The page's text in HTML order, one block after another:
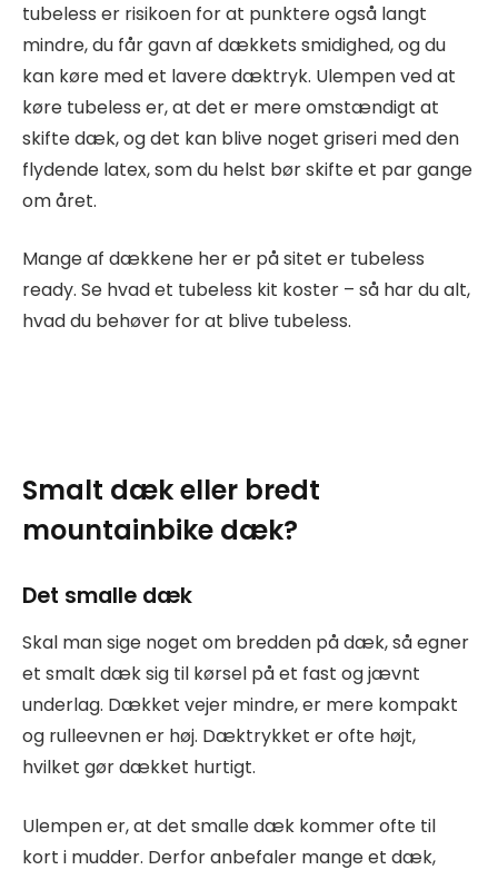
tubeless er risikoen for at punktere også langt
mindre, du får gavn af dækkets smidighed, og du
kan køre med et lavere dæktryk. Ulempen ved at
køre tubeless er, at det er mere omstændigt at
skifte dæk, og det kan blive noget griseri med den
flydende latex, som du helst bør skifte et par gange
om året.
Mange af dækkene her er på sitet er tubeless
ready. Se hvad et tubeless kit koster – så har du alt,
hvad du behøver for at blive tubeless.
Smalt dæk eller bredt
mountainbike dæk?
Det smalle dæk
Skal man sige noget om bredden på dæk, så egner
et smalt dæk sig til kørsel på et fast og jævnt
underlag. Dækket vejer mindre, er mere kompakt
og rulleevnen er høj. Dæktrykket er ofte højt,
hvilket gør dækket hurtigt.
Ulempen er, at det smalle dæk kommer ofte til
kort i mudder. Derfor anbefaler mange et dæk,